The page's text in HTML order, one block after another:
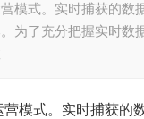
模式。实时捕获的
为了充分把握实时数
模式。实时捕获的